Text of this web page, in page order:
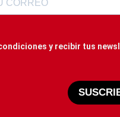
y recibir tus